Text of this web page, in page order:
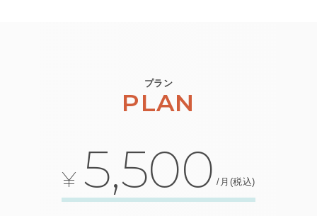
プラン
PLAN
¥ 5,500 /月(税込)